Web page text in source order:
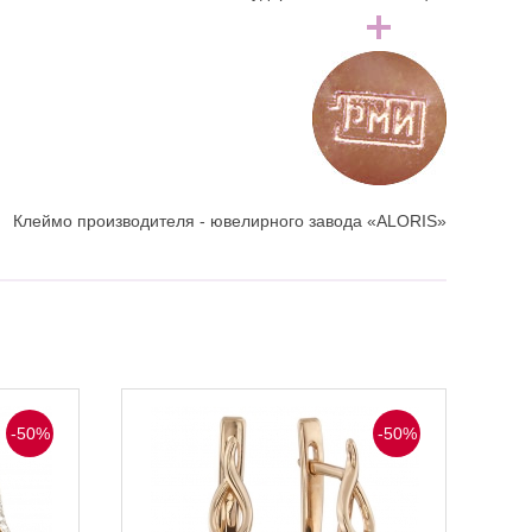
Клеймо производителя - ювелирного завода «ALORIS»
-50% -50%